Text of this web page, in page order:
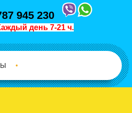
945 230
день 7-21 ч.
•